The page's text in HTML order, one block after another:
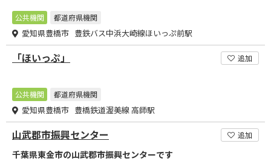
公共機関 都道府県機関
愛知県豊橋市 豊鉄バス中浜大崎線ほいっぷ前駅
「ほいっぷ」 追加
公共機関 都道府県機関
愛知県豊橋市 豊橋鉄道渥美線 高師駅
山武郡市振興センター 追加
千葉県東金市の山武郡市振興センターです